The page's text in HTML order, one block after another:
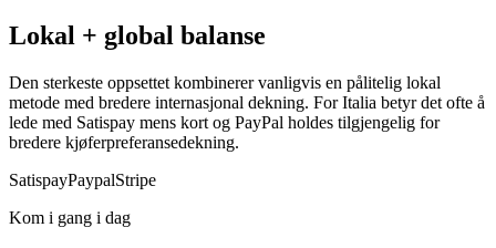
Lokal + global balanse
Den sterkeste oppsettet kombinerer vanligvis en pålitelig lokal
metode med bredere internasjonal dekning. For Italia betyr det ofte å
lede med Satispay mens kort og PayPal holdes tilgjengelig for
bredere kjøferpreferansedekning.
SatispayPaypalStripe
Kom i gang i dag